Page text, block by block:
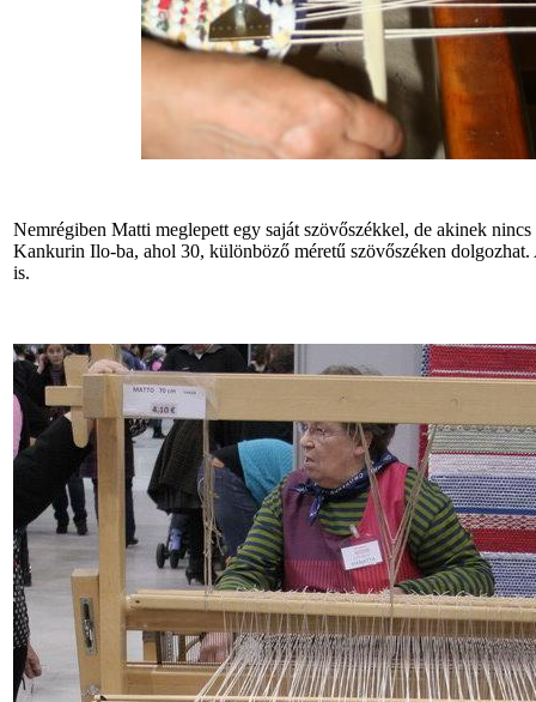
Nemrégiben Matti meglepett egy saját szövőszékkel, de akinek
Kankurin Ilo-ba, ahol 30, különböző méretű szövőszéken
is.